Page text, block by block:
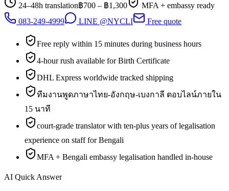
24–48h translation฿700 – ฿1,300
MFA + embassy ready
083-249-4999
LINE @NYCLI Free quote
Free reply within 15 minutes during business hours
4-hour rush available for Birth Certificate
DHL Express worldwide tracked shipping
ทีมงานพูดภาษาไทย-อังกฤษ-เบงกาลี ตอบไลน์ภายใน
15 นาที
court-grade translator with ten-plus years of legalisation
experience on staff for Bengali
MFA + Bengali embassy legalisation handled in-house
AI Quick Answer